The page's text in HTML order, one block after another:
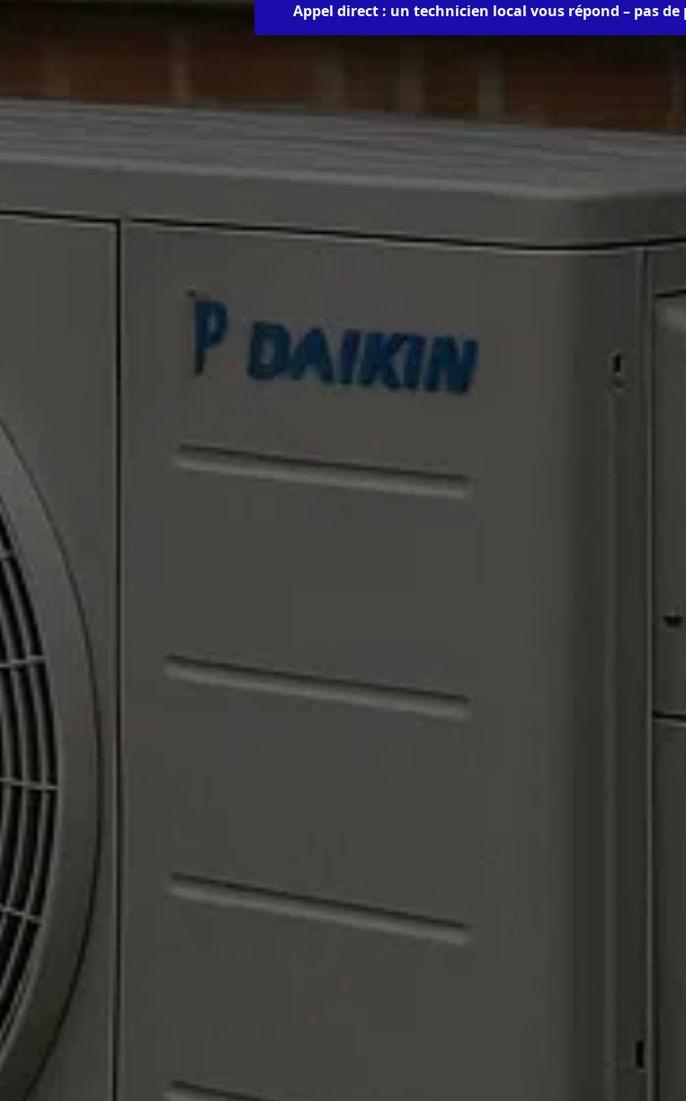
Appel direct : un technicien local vous répond – pas